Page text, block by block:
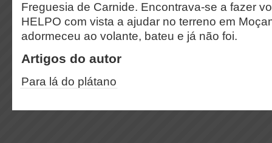
Freguesia de Carnide. Encontrava-se a fazer
HELPO com vista a ajudar no terreno em
adormeceu ao volante, bateu e já não foi.
Artigos do autor
Para lá do plátano